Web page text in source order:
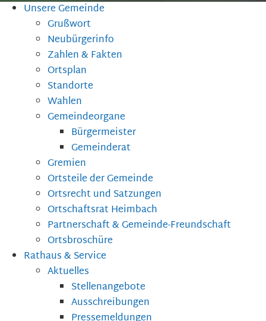
Unsere Gemeinde
Grußwort
Neubürgerinfo
Zahlen & Fakten
Ortsplan
Standorte
Wahlen
Gemeindeorgane
Bürgermeister
Gemeinderat
Gremien
Ortsteile der Gemeinde
Ortsrecht und Satzungen
Ortschaftsrat Heimbach
Partnerschaft & Gemeinde-Freundschaft
Ortsbroschüre
Rathaus & Service
Aktuelles
Stellenangebote
Ausschreibungen